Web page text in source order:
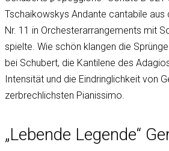
Tschaikowskys Andante cantabile
Nr. 11 in Orchesterarrangements mit
spielte. Wie schön klangen die
bei Schubert, die Kantilene des
Intensität und die Eindringlichkeit von
zerbrechlichsten Pianissimo.
„Lebende Legende“